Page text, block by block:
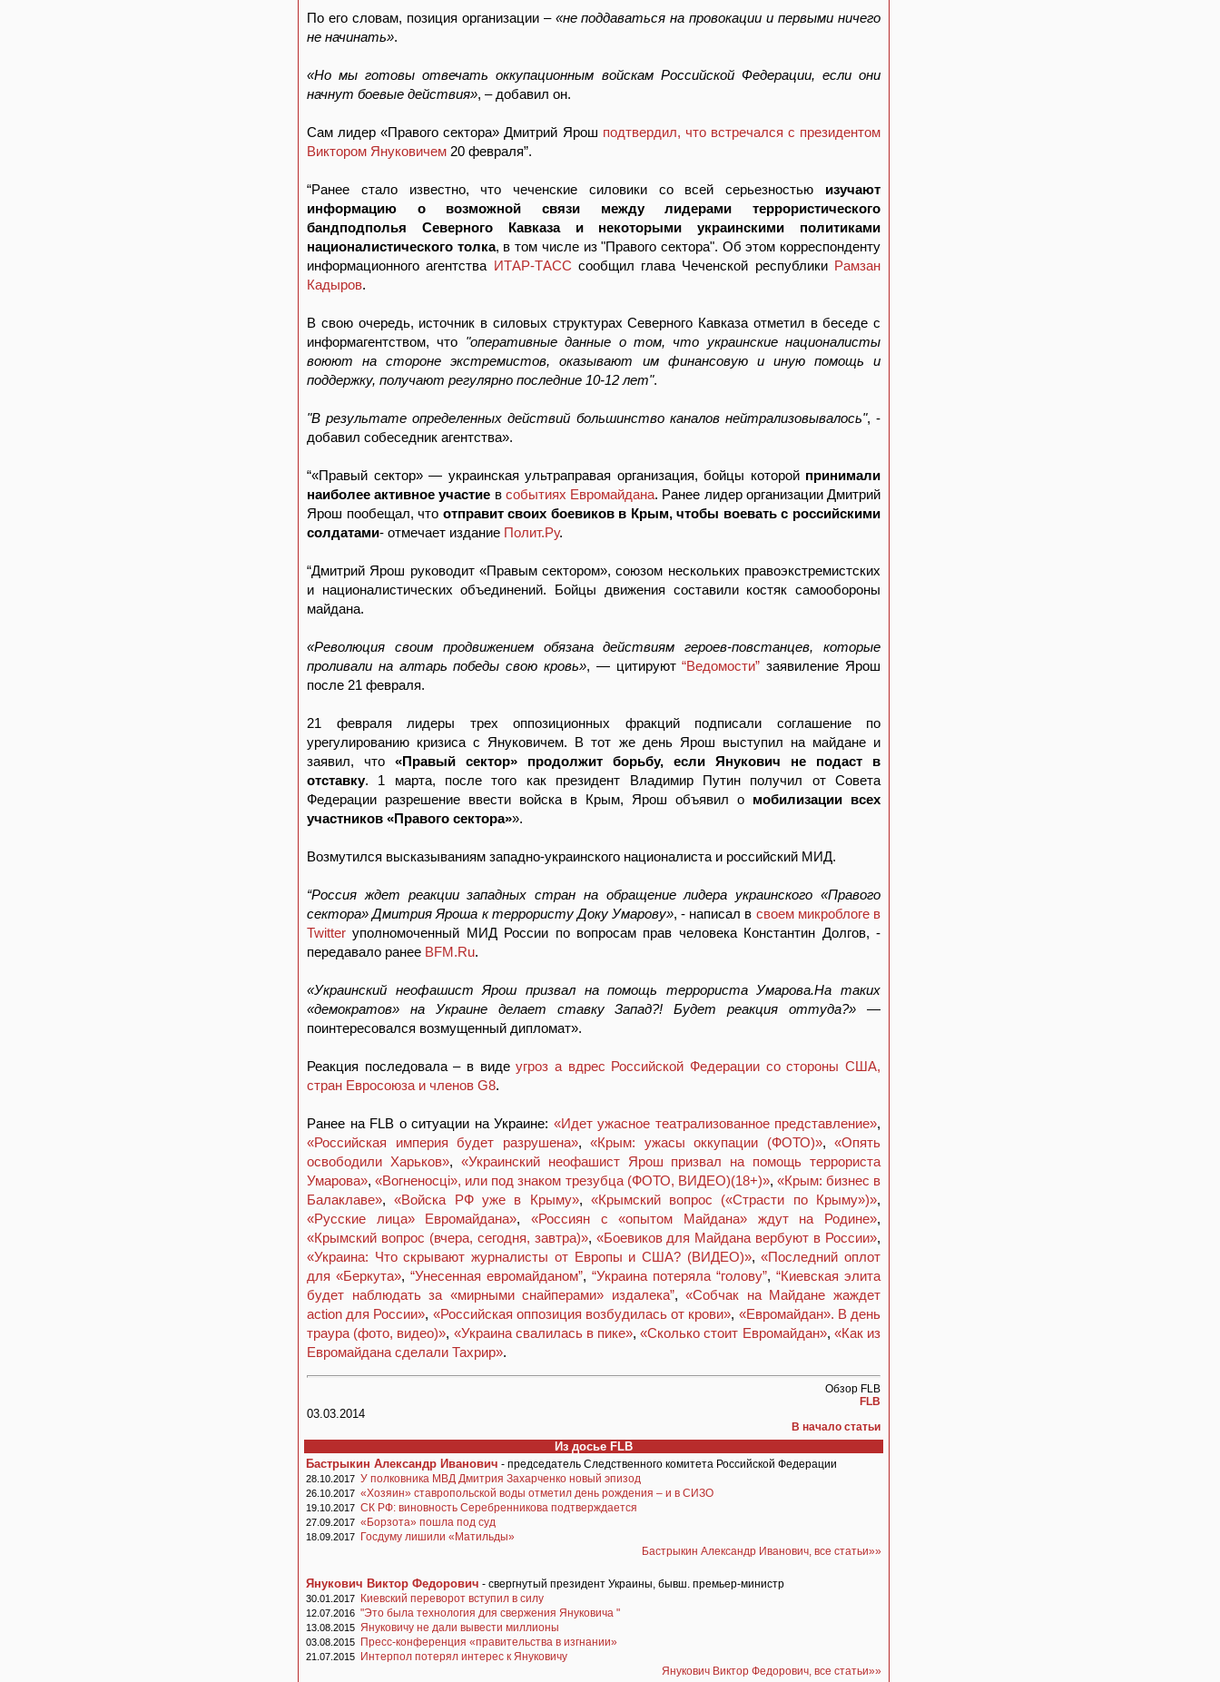
По его словам, позиция организации – «не поддаваться на провокации и первыми ничего
не начинать».
«Но мы готовы отвечать оккупационным войскам Российской Федерации, если они
начнут боевые действия», – добавил он.
Сам лидер «Правого сектора» Дмитрий Ярош подтвердил, что встречался с президентом
Виктором Януковичем 20 февраля”.
“Ранее стало известно, что чеченские силовики со всей серьезностью изучают
информацию о возможной связи между лидерами террористического
бандподполья Северного Кавказа и некоторыми украинскими политиками
националистического толка, в том числе из "Правого сектора". Об этом корреспонденту
информационного агентства ИТАР-ТАСС сообщил глава Чеченской республики Рамзан
Кадыров.
В свою очередь, источник в силовых структурах Северного Кавказа отметил в беседе с
информагентством, что "оперативные данные о том, что украинские националисты
воюют на стороне экстремистов, оказывают им финансовую и иную помощь и
поддержку, получают регулярно последние 10-12 лет".
"В результате определенных действий большинство каналов нейтрализовывалось", -
добавил собеседник агентства».
“«Правый сектор» — украинская ультраправая организация, бойцы которой принимали
наиболее активное участие в событиях Евромайдана. Ранее лидер организации Дмитрий
Ярош пообещал, что отправит своих боевиков в Крым, чтобы воевать с российскими
солдатами- отмечает издание Полит.Ру.
“Дмитрий Ярош руководит «Правым сектором», союзом нескольких правоэкстремистских
и националистических объединений. Бойцы движения составили костяк самообороны
майдана.
«Революция своим продвижением обязана действиям героев-повстанцев, которые
проливали на алтарь победы свою кровь», — цитируют“Ведомости” заявиление Ярош
после 21 февраля.
21 февраля лидеры трех оппозиционных фракций подписали соглашение по
урегулированию кризиса с Януковичем. В тот же день Ярош выступил на майдане и
заявил, что «Правый сектор» продолжит борьбу, если Янукович не подаст в
отставку. 1 марта, после того как президент Владимир Путин получил от Совета
Федерации разрешение ввести войска в Крым, Ярош объявил о мобилизации всех
участников «Правого сектора»».
Возмутился высказываниям западно-украинского националиста и российский МИД.
“Россия ждет реакции западных стран на обращение лидера украинского «Правого
сектора» Дмитрия Яроша к террористу Доку Умарову», - написал в своем микроблоге в
Twitter уполномоченный МИД России по вопросам прав человека Константин Долгов, -
передавало ранее BFM.Ru.
«Украинский неофашист Ярош призвал на помощь террориста Умарова.На таких
«демократов» на Украине делает ставку Запад?! Будет реакция оттуда?» —
поинтересовался возмущенный дипломат».
Реакция последовала – в видеугроз а вдрес Российской Федерации со стороны США,
стран Евросоюза и членов G8.
Ранее на FLB о ситуации на Украине: «Идет ужасное театрализованное представление»,
«Российская империя будет разрушена», «Крым: ужасы оккупации (ФОТО)», «Опять
освободили Харьков», «Украинский неофашист Ярош призвал на помощь террориста
Умарова»,«Вогненосці», или под знаком трезубца (ФОТО, ВИДЕО)(18+)», «Крым: бизнес в
Балаклаве»,«Войска РФ уже в Крыму», «Крымский вопрос («Страсти по Крыму»)»,
«Русские лица» Евромайдана»,«Россиян с «опытом Майдана» ждут на Родине»,
«Крымский вопрос (вчера, сегодня, завтра)», «Боевиков для Майдана вербуют в России»,
«Украина: Что скрывают журналисты от Европы и США? (ВИДЕО)»,«Последний оплот
для «Беркута», “Унесенная евромайданом”, “Украина потеряла “голову”, “Киевская элита
будет наблюдать за «мирными снайперами» издалека”,«Собчак на Майдане жаждет
action для России», «Российская оппозиция возбудилась от крови», «Евромайдан». В день
траура (фото, видео)», «Украина свалилась в пике»,«Сколько стоит Евромайдан», «Как из
Евромайдана сделали Тахрир».
03.03.2014
Обзор FLB
FLB
В начало статьи
Из досье FLB
Бастрыкин Александр Иванович - председатель Следственного комитета Российской Федерации
28.10.2017 У полковника МВД Дмитрия Захарченко новый эпизод
26.10.2017 «Хозяин» ставропольской воды отметил день рождения – и в СИЗО
19.10.2017 СК РФ: виновность Серебренникова подтверждается
27.09.2017 «Борзота» пошла под суд
18.09.2017
Госдуму лишили «Матильды»
Бастрыкин Александр Иванович, все статьи»»
Янукович Виктор Федорович - свергнутый президент Украины, бывш. премьер-министр
30.01.2017 Киевский переворот вступил в силу
12.07.2016 "Это была технология для свержения Януковича "
13.08.2015 Януковичу не дали вывести миллионы
03.08.2015 Пресс-конференция «правительства в изгнании»
21.07.2015
Интерпол потерял интерес к Януковичу
Янукович Виктор Федорович, все статьи»»